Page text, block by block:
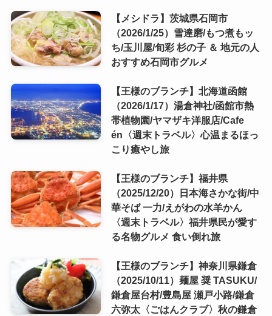
【メシドラ】茨城県石岡市
（2026/1/25）雪達磨/もつ煮もッ
ち/玉川屋/旬彩 杉の子 ＆ 地元の人
おすすめ石岡市グルメ
【王様のブランチ】北海道函館
（2026/1/17）湯倉神社/函館市熱
帯植物園/ヤマザキ洋服店/Cafe
én〈週末トラベル〉心温まるほっ
こり癒やし旅
【王様のブランチ】福井県
（2025/12/20）日本海さかな街/中
華そば 一力/えがわの水羊かん
〈週末トラベル〉福井県民が愛す
る名物グルメ 食い倒れ旅
【王様のブランチ】神奈川県鎌倉
（2025/10/11）麺屋 奨 TASUKU/
鎌倉屋台村/豊島屋 瀬戸小路/鎌倉
六弥太〈ごはんクラブ〉秋の鎌倉